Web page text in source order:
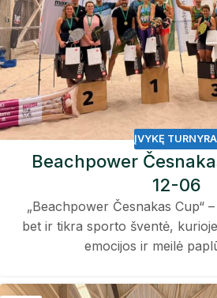
ĮVYKĘ
Beachpower
12-06
„Beachpower Česnakas Cup“
bet ir tikra sporto šventė,
emocijos ir meilė